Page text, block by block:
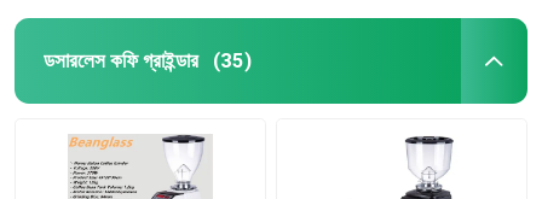
ডসারলেস কফি গ্রাইন্ডার (35)